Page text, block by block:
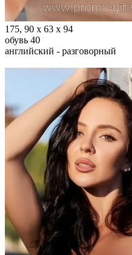
175, 90 х 63 х 94
обувь 40
английский - разговорный